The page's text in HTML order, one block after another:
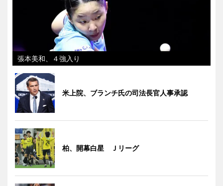
張本美和、４強入り
米上院、ブランチ氏の司法長官人事承認
柏、開幕白星 Ｊリーグ